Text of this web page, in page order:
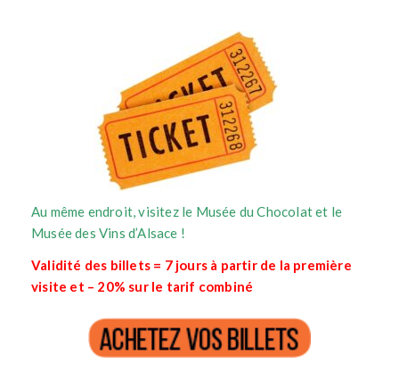
Au même endroit, visitez le Musée du Chocolat et le
Musée des Vins d’Alsace !
Validité des billets = 7 jours à partir de la première
visite et – 20% sur le tarif combiné